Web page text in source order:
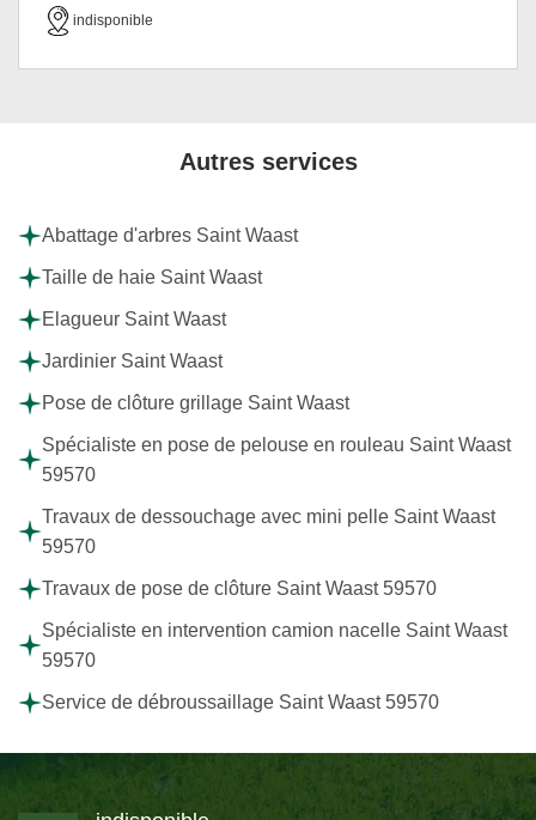
indisponible
Autres services
Abattage d'arbres Saint Waast
Taille de haie Saint Waast
Elagueur Saint Waast
Jardinier Saint Waast
Pose de clôture grillage Saint Waast
Spécialiste en pose de pelouse en rouleau Saint Waast
59570
Travaux de dessouchage avec mini pelle Saint Waast
59570
Travaux de pose de clôture Saint Waast 59570
Spécialiste en intervention camion nacelle Saint Waast
59570
Service de débroussaillage Saint Waast 59570